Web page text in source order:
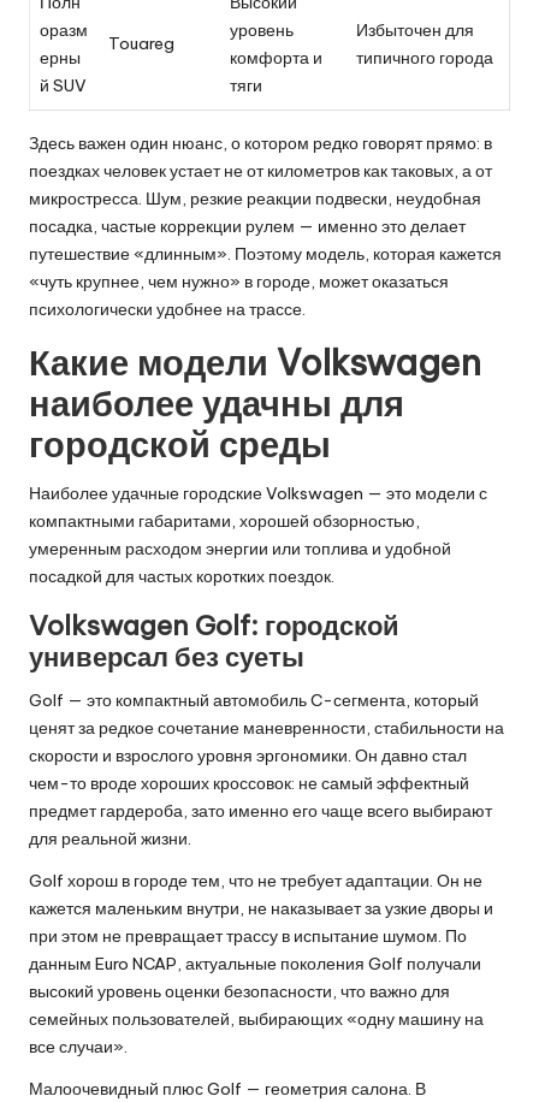
оразм
ерны
й SUV
Touareg
уровень
комфорта и
тяги
Избыточен для
типичного города
Здесь важен один нюанс, о котором редко говорят прямо: в
поездках человек устает не от километров как таковых, а от
микростресса. Шум, резкие реакции подвески, неудобная
посадка, частые коррекции рулем — именно это делает
путешествие «длинным». Поэтому модель, которая кажется
«чуть крупнее, чем нужно» в городе, может оказаться
психологически удобнее на трассе.
Какие модели Volkswagen
наиболее удачны для
городской среды
Наиболее удачные городские Volkswagen — это модели с
компактными габаритами, хорошей обзорностью,
умеренным расходом энергии или топлива и удобной
посадкой для частых коротких поездок.
Volkswagen Golf: городской
универсал без суеты
Golf — это компактный автомобиль C-сегмента, который
ценят за редкое сочетание маневренности, стабильности на
скорости и взрослого уровня эргономики. Он давно стал
чем-то вроде хороших кроссовок: не самый эффектный
предмет гардероба, зато именно его чаще всего выбирают
для реальной жизни.
Golf хорош в городе тем, что не требует адаптации. Он не
кажется маленьким внутри, не наказывает за узкие дворы и
при этом не превращает трассу в испытание шумом. По
данным Euro NCAP, актуальные поколения Golf получали
высокий уровень оценки безопасности, что важно для
семейных пользователей, выбирающих «одну машину на
все случаи».
Малоочевидный плюс Golf — геометрия салона. В